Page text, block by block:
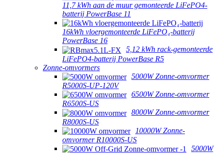
11,7 kWh aan de muur gemonteerde LiFePO4-
batterij PowerBase 11
16kWh vloergemonteerde LiFePO₄-batterij
PowerBase 16
5,12 kWh rack-gemonteerde
LiFePO4-batterij PowerBase R5
Zonne-omvormers
5000W Zonne-omvormer
R5000S-UP-120V
6500W Zonne-omvormer
R6500S-US
8000W Zonne-omvormer
R8000S-US
10000W Zonne-
omvormer R10000S-US
5000W